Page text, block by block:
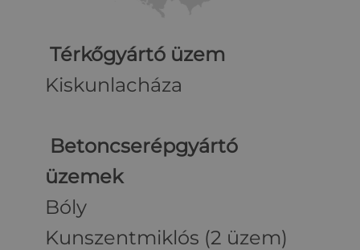
Térkőgyártó üzem
Kiskunlacháza
Betoncserépgyártó
üzemek
Bóly
Kunszentmiklós (2 üzem)